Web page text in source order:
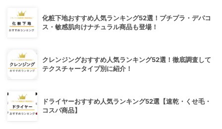
化粧下地おすすめ人気ランキング52選！プチプラ・デパコ
ス・敏感肌向けナチュラル商品も登場！
クレンジングおすすめ人気ランキング52選！徹底調査して
テクスチャータイプ別に紹介！
ドライヤーおすすめ人気ランキング52選【速乾・くせ毛・
コスパ商品】